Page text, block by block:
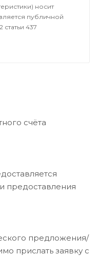
носит
публичной
437
счёта
предоставления
предложения/
прислать заявку с